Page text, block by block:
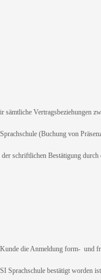
Vertragsbeziehungen
(Buchung von
Bestätigung durch
die Anmeldung form- und
Sprachschule bestätigt worden